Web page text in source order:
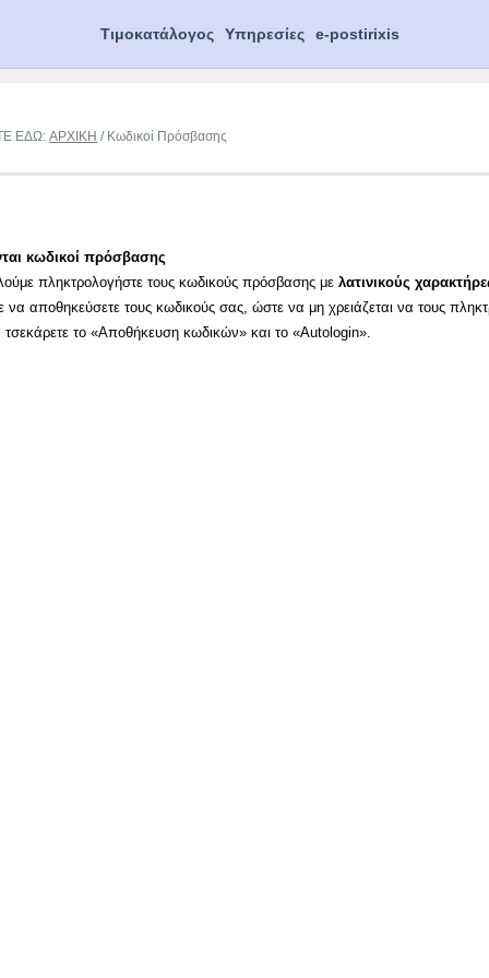
Τιμοκατάλογος Υπηρεσίες e-postirixis
ΕΔΩ:ΑΡΧΙΚΗ / Κωδικοί Πρόσβασης
κωδικοί πρόσβασης
πληκτρολογήστε τους κωδικούς πρόσβασης μελατινικούς
να αποθηκεύσετε τους κωδικούς σας, ώστε να μη χρειάζεται να τους
τσεκάρετε το «Αποθήκευση κωδικών» και το «Autologin».